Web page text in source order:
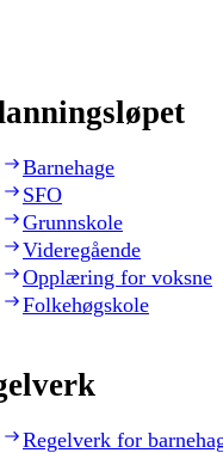
Barnehage
SFO
Grunnskole
Videregående
Opplæring for voksne
Folkehøgskole
Regelverk for